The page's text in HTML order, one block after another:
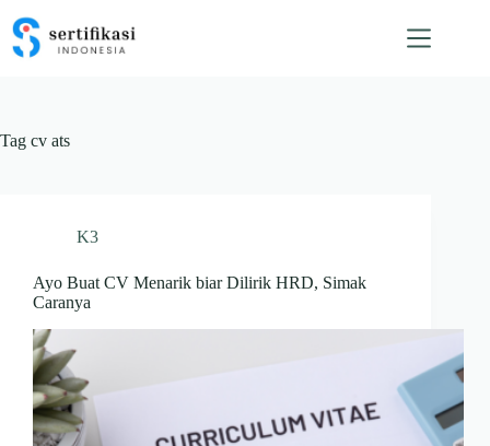
content
Tag cv ats
K3
Ayo Buat CV Menarik biar Dilirik HRD, Simak
Caranya